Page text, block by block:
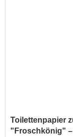
Toilettenpapier
"Froschkönig" –